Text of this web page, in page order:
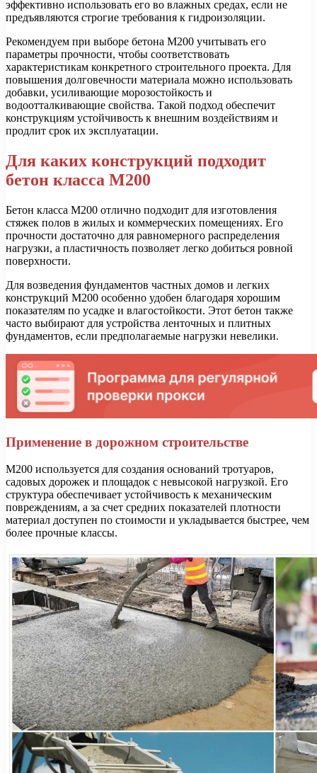
эффективно использовать его во влажных средах, если не
предъявляются строгие требования к гидроизоляции.
Рекомендуем при выборе бетона М200 учитывать его
параметры прочности, чтобы соответствовать
характеристикам конкретного строительного проекта. Для
повышения долговечности материала можно использовать
добавки, усиливающие морозостойкость и
водоотталкивающие свойства. Такой подход обеспечит
конструкциям устойчивость к внешним воздействиям и
продлит срок их эксплуатации.
Для каких конструкций подходит
бетон класса М200
Бетон класса М200 отлично подходит для изготовления
стяжек полов в жилых и коммерческих помещениях. Его
прочности достаточно для равномерного распределения
нагрузки, а пластичность позволяет легко добиться ровной
поверхности.
Для возведения фундаментов частных домов и легких
конструкций М200 особенно удобен благодаря хорошим
показателям по усадке и влагостойкости. Этот бетон также
часто выбирают для устройства ленточных и плитных
фундаментов, если предполагаемые нагрузки невелики.
Применение в дорожном строительстве
М200 используется для создания оснований тротуаров,
садовых дорожек и площадок с невысокой нагрузкой. Его
структура обеспечивает устойчивость к механическим
повреждениям, а за счет средних показателей плотности
материал доступен по стоимости и укладывается быстрее, чем
более прочные классы.